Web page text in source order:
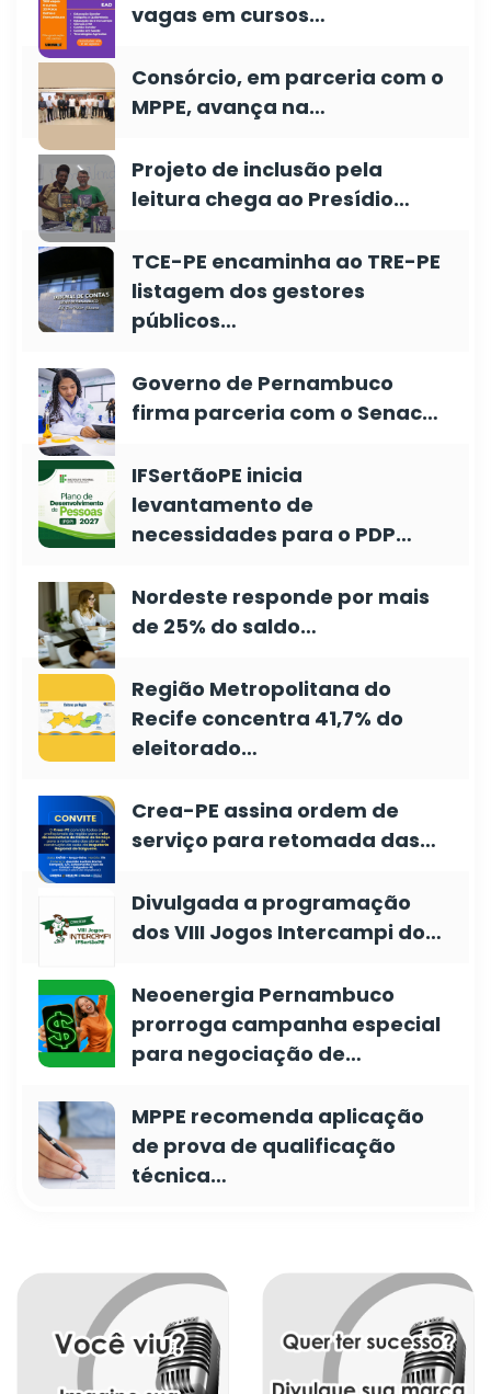
vagas em cursos…
Consórcio, em parceria com o
MPPE, avança na…
Projeto de inclusão pela
leitura chega ao Presídio…
TCE-PE encaminha ao TRE-PE
listagem dos gestores
públicos…
Governo de Pernambuco
firma parceria com o Senac…
IFSertãoPE inicia
levantamento de
necessidades para o PDP…
Nordeste responde por mais
de 25% do saldo…
Região Metropolitana do
Recife concentra 41,7% do
eleitorado…
Crea-PE assina ordem de
serviço para retomada das…
Divulgada a programação
dos VIII Jogos Intercampi do…
Neoenergia Pernambuco
prorroga campanha especial
para negociação de…
MPPE recomenda aplicação
de prova de qualificação
técnica…